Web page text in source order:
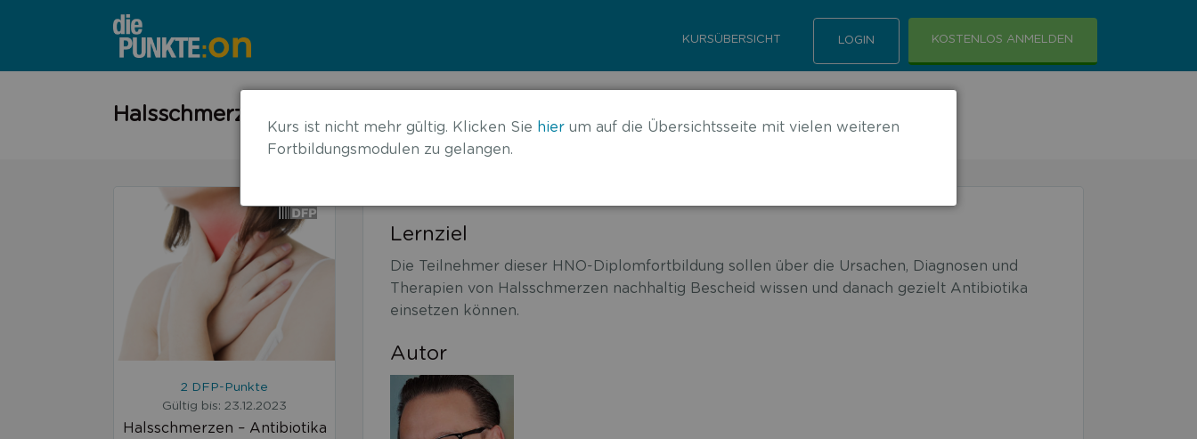
KURSÜBERSICHT LOGIN KOSTENLOS ANMELDEN
←
Halsschmerzen – Antibiotika richtig eingesetzt
2 DFP-Punkte
Gültig bis: 23.12.2023
Halsschmerzen – Antibiotika
Lernziel
Die Teilnehmer dieser HNO-Diplomfortbildung sollen über die Ursachen, Diagnosen und
Therapien von Halsschmerzen nachhaltig Bescheid wissen und danach gezielt Antibiotika
einsetzen können.
Autor
Kurs ist nicht mehr gültig. Klicken Sie hierum auf die Übersichtsseite mit vielen weiteren
Fortbildungsmodulen zu gelangen.